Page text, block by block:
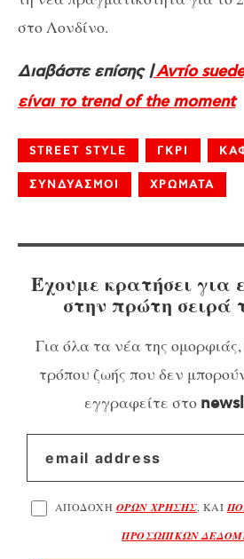
στο Λονδίνο.
Διαβάστε επίσης |Αντίο
είναι το trend of the moment
STREET STYLE ΓΚΡΙ
ΣΥΝΔΥΑΣΜΟΙ ΧΡΩΜΑΤΑ
Έχουμε κρατήσει για
στην πρώτη σειρά
Για όλα τα νέα της
τρόπου ζωής που δεν
εγγραφείτε στο
ΑΠΟΔΟΧΗ ΟΡΩΝ ΧΡΗΣΗΣ, ΚΑΙ
ΠΡΟΣΩΠΙΚΩΝ